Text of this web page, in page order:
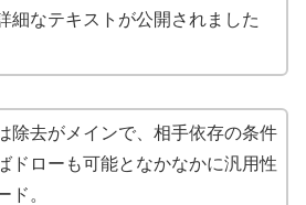
細なテキストが公開されました
除去がメインで、相手依存の条件
ドローも可能となかなかに汎用性
ド。